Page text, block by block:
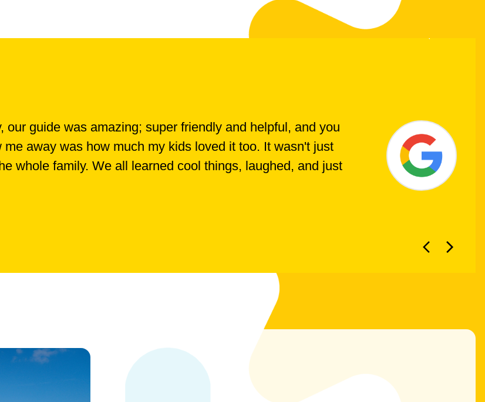
guide was amazing; super friendly and helpful, and you
away was how much my kids loved it too. It wasn't just
whole family. We all learned cool things, laughed, and just